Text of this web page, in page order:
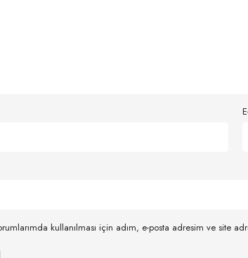
kullanılması için adım, e-posta adresim ve site